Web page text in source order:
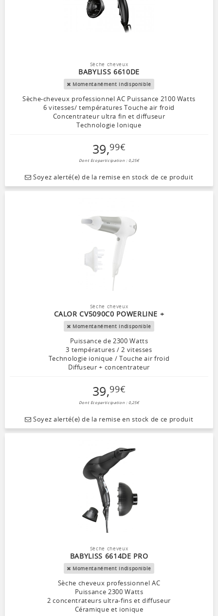
Sèche cheveux
BABYLISS 6610DE
Momentanément indisponible
Sèche-cheveux professionnel AC Puissance 2100 Watts
6 vitesses/ températures Touche air froid
Concentrateur ultra fin et diffuseur
Technologie Ionique
39,99€
Dont Ecoparticipation : 0,25€
Soyez alerté(e) de la remise en stock de ce produit
Sèche cheveux
CALOR CV5090C0 POWERLINE +
Momentanément indisponible
Puissance de 2300 Watts
3 températures / 2 vitesses
Technologie ionique / Touche air froid
Diffuseur + concentrateur
39,99€
Dont Ecoparticipation : 0,25€
Soyez alerté(e) de la remise en stock de ce produit
Sèche cheveux
BABYLISS 6614DE PRO
Momentanément indisponible
Sèche cheveux professionnel AC
Puissance 2300 Watts
2 concentrateurs ultra-fins et diffuseur
Céramique et ionique